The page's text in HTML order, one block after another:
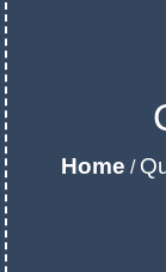
Home /